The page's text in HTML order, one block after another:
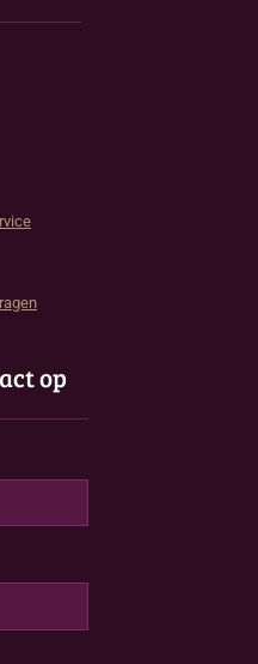
op